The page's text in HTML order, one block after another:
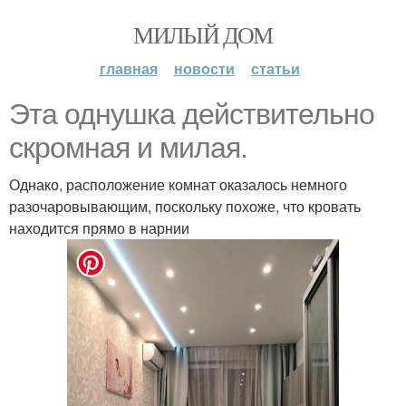
МИЛЫЙ ДОМ
главная новости статьи
Эта однушка действительно
скромная и милая.
Однако, расположение комнат оказалось немного
разочаровывающим, поскольку похоже, что кровать
находится прямо в нарнии